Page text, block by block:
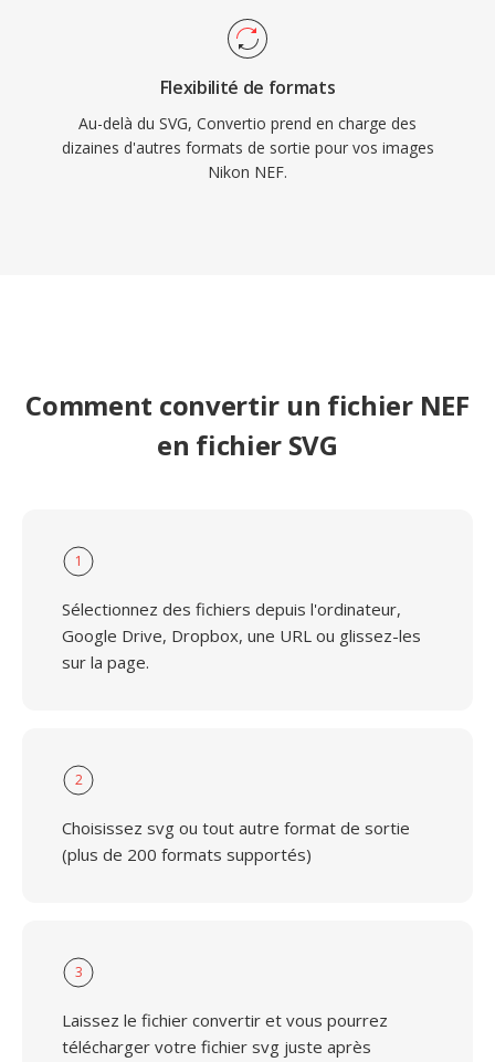
Flexibilité de formats
Au-delà du SVG, Convertio prend en charge des
dizaines d'autres formats de sortie pour vos images
Nikon NEF.
Comment convertir un fichier NEF
en fichier SVG
1
Sélectionnez des fichiers depuis l'ordinateur,
Google Drive, Dropbox, une URL ou glissez-les
sur la page.
2
Choisissez svg ou tout autre format de sortie
(plus de 200 formats supportés)
3
Laissez le fichier convertir et vous pourrez
télécharger votre fichier svg juste après